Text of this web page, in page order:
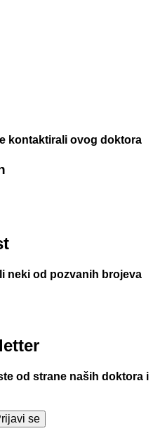
kontaktirali ovog doktora
neki od pozvanih brojeva
od strane naših doktora i